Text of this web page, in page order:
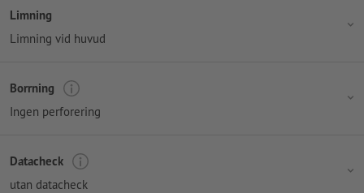
Limning
Limning vid huvud
Borrning
Ingen perforering
Datacheck
utan datacheck